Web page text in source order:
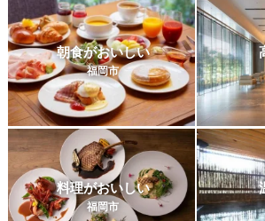
朝食がおいしい
福岡市
料理がおいしい
福岡市